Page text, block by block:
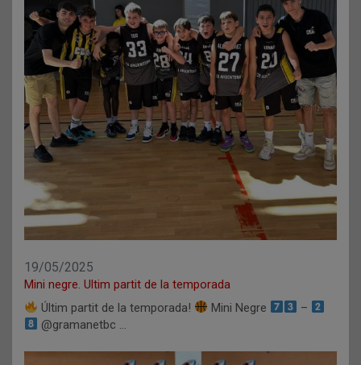
19/05/2025
Mini negre. Ultim partit de la temporada
Últim partit de la temporada!
Mini Negre
–
@gramanetbc …